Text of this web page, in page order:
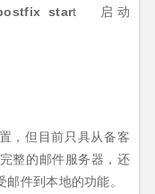
start
启动
，但目前只具从备客
整的邮件服务器，还
邮件到本地的功能。